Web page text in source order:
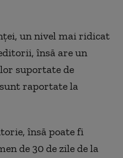
un nivel mai ridicat
însă are un
suportate de
raportate la
însă poate fi
de 30 de zile de la